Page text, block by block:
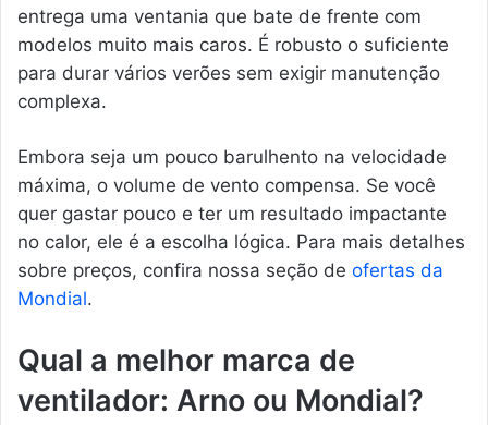
entrega uma ventania que bate de frente com
modelos muito mais caros. É robusto o suficiente
para durar vários verões sem exigir manutenção
complexa.
Embora seja um pouco barulhento na velocidade
máxima, o volume de vento compensa. Se você
quer gastar pouco e ter um resultado impactante
no calor, ele é a escolha lógica. Para mais detalhes
sobre preços, confira nossa seção de ofertas da
Mondial.
Qual a melhor marca de
ventilador: Arno ou Mondial?